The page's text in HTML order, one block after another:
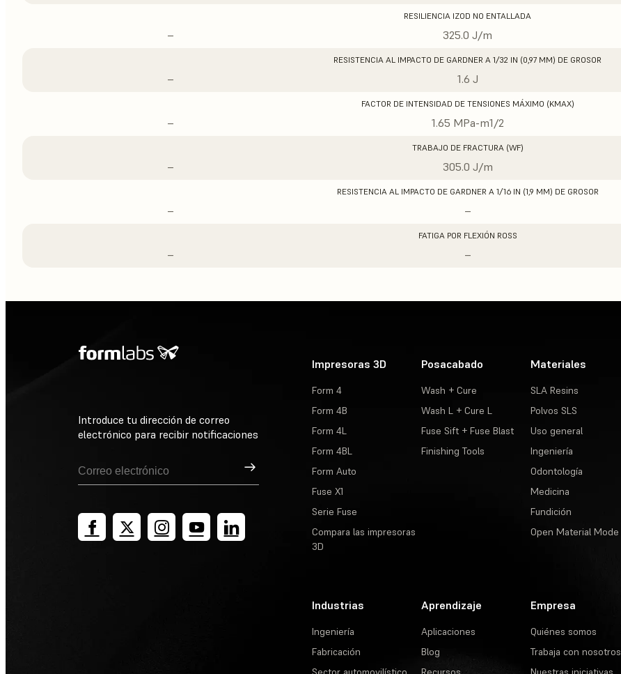
RESILIENCIA IZOD NO ENTALLADA
– 325.0 J/m
RESISTENCIA AL IMPACTO DE GARDNER A 1/32 IN (0,97 MM) DE GROSOR
– 1.6 J
FACTOR DE INTENSIDAD DE TENSIONES MÁXIMO (KMAX)
– 1.65 MPa-m1/2
TRABAJO DE FRACTURA (WF)
– 305.0 J/m
RESISTENCIA AL IMPACTO DE GARDNER A 1/16 IN (1,9 MM) DE GROSOR
– –
FATIGA POR FLEXIÓN ROSS
– –
Introduce tu dirección de correo
electrónico para recibir notificaciones
Suscribirse
Impresoras 3D
Form 4
Form 4B
Form 4L
Form 4BL
Form Auto
Fuse X1
Serie Fuse
Compara las impresoras
3D
Posacabado
Wash + Cure
Wash L + Cure L
Fuse Sift + Fuse Blast
Finishing Tools
Materiales
SLA Resins
Polvos SLS
Uso general
Ingeniería
Odontología
Medicina
Fundición
Open Material Mode
Industrias
Ingeniería
Fabricación
Aprendizaje
Aplicaciones
Blog
Empresa
Quiénes somos
Trabaja con nosotros